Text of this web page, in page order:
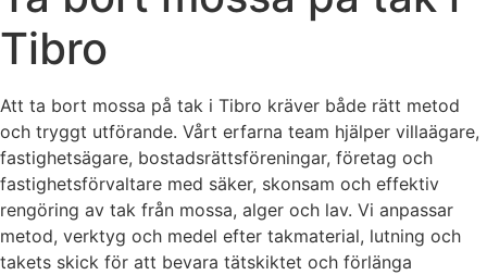
Tibro
Att ta bort mossa på tak i Tibro kräver både rätt metod
och tryggt utförande. Vårt erfarna team hjälper villaägare,
fastighetsägare, bostadsrättsföreningar, företag och
fastighetsförvaltare med säker, skonsam och effektiv
rengöring av tak från mossa, alger och lav. Vi anpassar
metod, verktyg och medel efter takmaterial, lutning och
takets skick för att bevara tätskiktet och förlänga